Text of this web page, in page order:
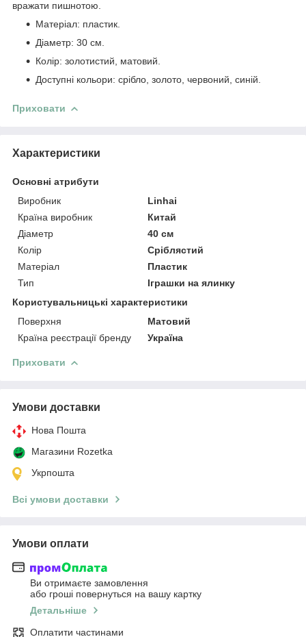
вражати пишнотою.
Матеріал: пластик.
Діаметр: 30 см.
Колір: золотистий, матовий.
Доступні кольори: срібло, золото, червоний, синій.
Приховати
Характеристики
Основні атрибути
Виробник
Linhai
Країна виробник
Китай
Діаметр
40 см
Колір
Сріблястий
Матеріал
Пластик
Тип
Іграшки на ялинку
Користувальницькі характеристики
Поверхня
Матовий
Країна реєстрації бренду
Україна
Приховати
Умови доставки
Нова Пошта
Магазини Rozetka
Укрпошта
Всі умови доставки
Умови оплати
Ви отримаєте замовлення
або гроші повернуться на вашу картку
Детальніше
Оплатити частинами